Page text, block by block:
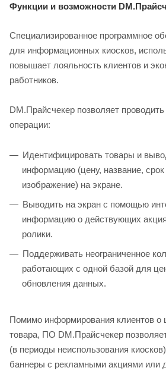
Функции и возможности
Специализированное программное
для информационных киосков,
повышает лояльность клиентов и
работников.
DM.Прайсчекер позволяет
операции:
Идентифицировать товары и
информацию (цену, название, срок
изображение) на экране.
Выводить на экран с помощью
информацию о действующих
ролики.
Поддерживать неограниченное
работающих с одной базой для
обновления данных.
Помимо информирования клиентов о
товара, ПО DM.Прайсчекер
(в периоды неиспользования
баннеры с рекламными акциями или